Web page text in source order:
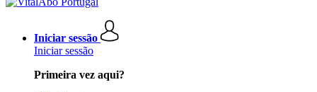
Iniciar sessão
Iniciar sessão
Primeira vez aqui?